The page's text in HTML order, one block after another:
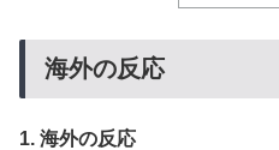
海外「日本の科学者が猫
海外の反応
1. 海外の反応